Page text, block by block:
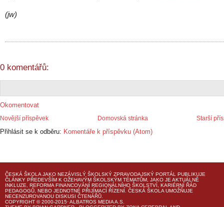
(jw)
0 komentářů:
Okomentovat
Novější příspěvek Starší
Domovská stránka
Přihlásit se k odběru: Komentáře k příspěvku (Atom)
ČESKÁ ŠKOLA JAKO NEZÁVISLÝ ŠKOLSKÝ ZPRAVODAJSKÝ PORTÁL PUBLIKUJE
ČLÁNKY PŘEDEVŠÍM K OŽEHAVÝM ŠKOLSKÝM TÉMATŮM, JAKO JE AKTUÁLNĚ
INKLUZE, REFORMA FINANCOVÁNÍ REGIONÁLNÍHO ŠKOLSTVÍ, KARIÉRNÍ ŘÁD
PEDAGOGŮ, NEBO JEDNOTNÉ PŘIJÍMACÍ ŘÍZENÍ. ČESKÁ ŠKOLA UMOŽŇUJE
NECENZUROVANOU DISKUSI ČTENÁŘŮ.
COPYRIGHT © 2000-2015· ALBATROS MEDIA A.S.